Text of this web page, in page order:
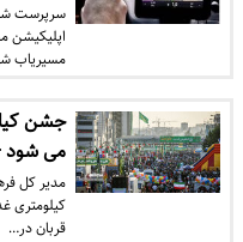
سرپرست
اپلیکیشن
مسیریاب
جشن
می شود
کیلومتری
قربان در…